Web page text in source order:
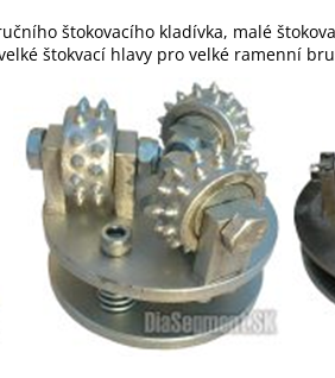
štokovacího kladívka, malé
štokvací hlavy pro velké ramenní